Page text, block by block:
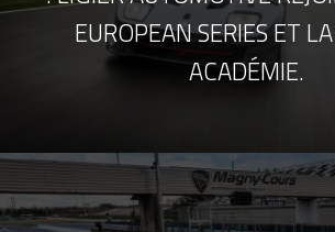
EUROPEAN SERIES ET
ACADÉMIE.